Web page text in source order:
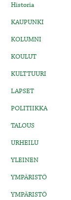
Historia
KAUPUNKI
KOLUMNI
KOULUT
KULTTUURI
LAPSET
POLITIIKKA
TALOUS
URHEILU
YLEINEN
YMPÄRISTÖ
YMPÄRISTÖ